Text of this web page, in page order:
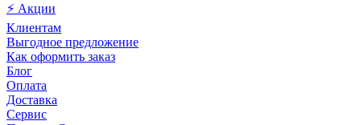
⚡ Акции
Клиентам
Выгодное предложение
Как оформить заказ
Блог
Оплата
Доставка
Сервис